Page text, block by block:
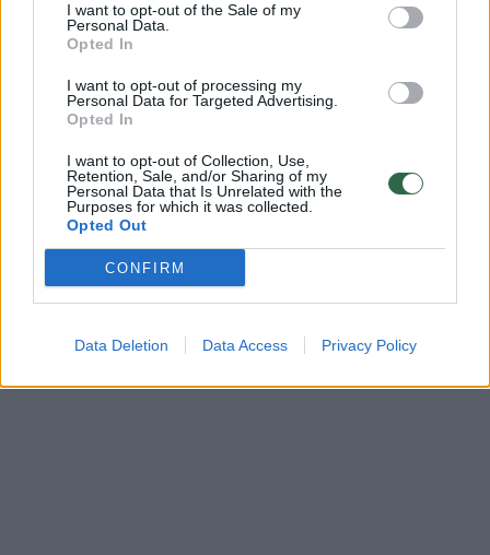
I want to opt-out of the Sale of my
Personal Data.
Opted In
I want to opt-out of processing my
Personal Data for Targeted Advertising.
Opted In
I want to opt-out of Collection, Use,
Retention, Sale, and/or Sharing of my
Personal Data that Is Unrelated with the
Purposes for which it was collected.
Opted Out
CONFIRM
Data Deletion Data Access Privacy Policy
JT ekspertas Rusijoje įvardijo, kas atsakingas už A.
Navalno mirtį: kaltinimai krypsta į Maskvą
Žinios | Pasaulis